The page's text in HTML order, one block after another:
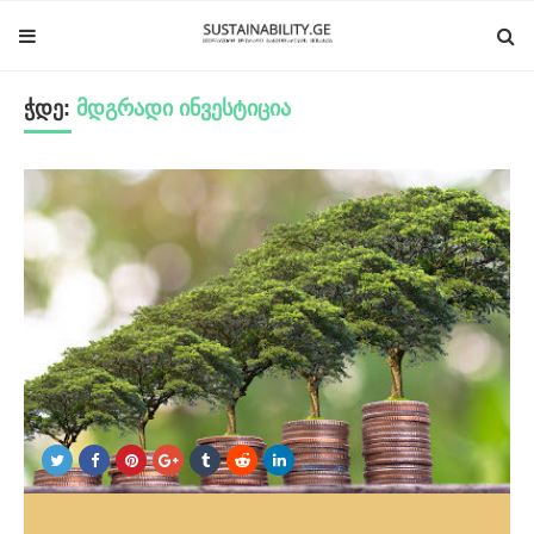
ჭდე: მდგრადი ინვესტიცია